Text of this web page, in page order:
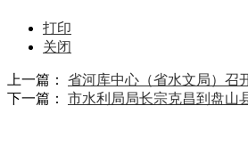
打印
关闭
上一篇：
省河库中心（省水文局）召
下一篇：
市水利局局长宗克昌到盘山